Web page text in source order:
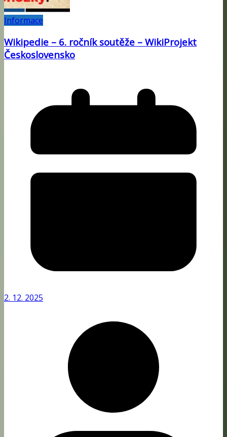
Informace
Wikipedie – 6. ročník soutěže – WikiProjekt
Československo
2. 12. 2025